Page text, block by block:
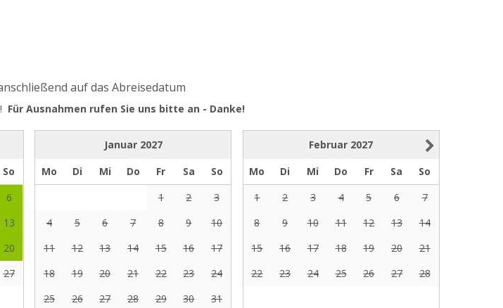
auf das Abreisedatum
Für Ausnahmen rufen Sie uns bitte an - Danke!
So
6
13
20
27
Januar 2027
Mo
Di Mi Do Fr Sa
So
1
2
3
4
5 6 7 8 9
10
11
12 13 14 15 16
17
18
19 20 21 22 23
24
25
26 27 28 29 30 31
Februar 2027
Mo
Di Mi Do Fr Sa
So
1
2 3 4 5 6
7
8
9 10 11 12 13
14
15
16 17 18 19 20
21
22
23 24 25 26 27 28